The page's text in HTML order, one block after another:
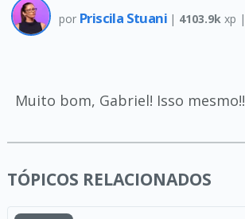
por Priscila Stuani | 4103.9k xp |
Muito bom, Gabriel! Isso mesmo!!
TÓPICOS RELACIONADOS